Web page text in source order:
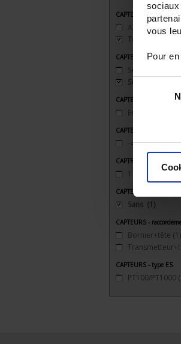
vous
Pour
Sélection
du
CAPTEURS - applications
ATEX (1)
Température
CAPTEURS - atex
Sécurité
Sécurité
CAPTEURS - fixation
Equerre
CAPTEURS - plage de
-40 à 200°C(1)
CAPTEURS - nb point
1 (simple) (1)
CAPTEURS - protecteur
Sans (1)
CAPTEURS -
Bornier+tête (1)
CAPTEURS - type ES
PT100/PT1000